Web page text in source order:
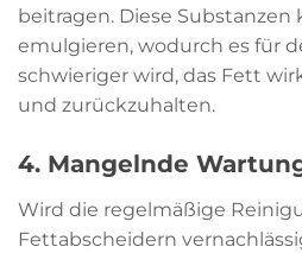
beitragen. Diese Substanzen
emulgieren, wodurch es für
schwieriger wird, das Fett
und zurückzuhalten.
4. Mangelnde
Wird die regelmäßige
Fettabscheidern